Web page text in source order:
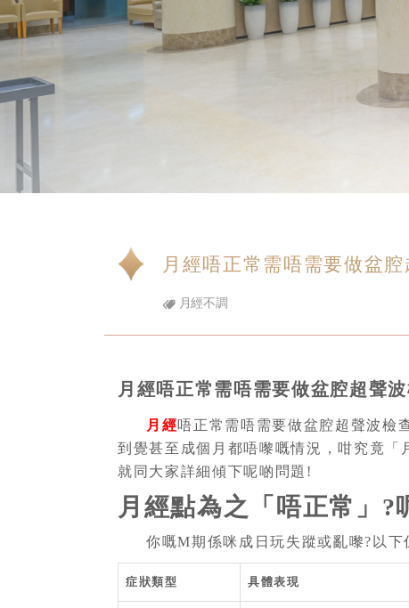
月經唔正常需唔需要做盆
月經不調
月經唔正常需唔需要做盆腔超聲
月經唔正常需唔需要做盆腔超聲波檢
到覺甚至成個月都唔嚟嘅情況，咁究竟「
就同大家詳細傾下呢啲問題!
月經點為之「唔正常」?
你嘅M期係咪成日玩失蹤或亂嚟?以下
症狀類型 具體表現